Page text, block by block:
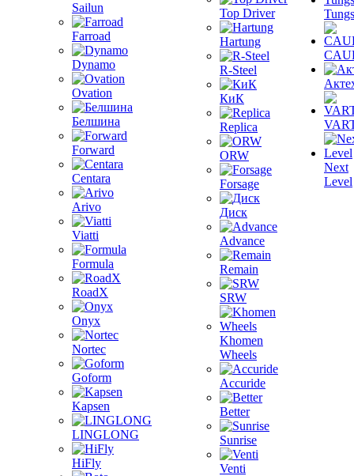
Sailun
Farroad
Dynamo
Ovation
Белшина
Forward
Centara
Arivo
Viatti
Formula
RoadX
Onyx
Nortec
Goform
Kapsen
LINGLONG
HiFly
Top Driver
Hartung
R-Steel
КиК
Replica
ORW
Forsage
Диск
Advance
Remain
SRW
Khomen
Wheels
Accuride
Better
Sunrise
Venti
Next
Level